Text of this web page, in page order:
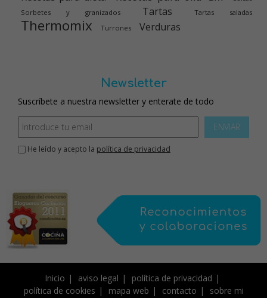
Sorbetes y granizados
Tartas Tartas saladas
Thermomix Turrones Verduras
Newsletter
Suscríbete a nuestra newsletter y enterate de todo
ENVIAR
He leído y acepto la política de privacidad
Inicio aviso legal
política de privacidad
política de cookies
mapa web contacto sobre mi